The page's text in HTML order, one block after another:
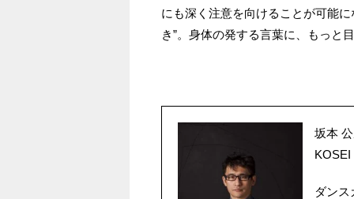
にも深く注意を向けることが可能
き”。身体の発する言葉に、もっと
坂本
ダン